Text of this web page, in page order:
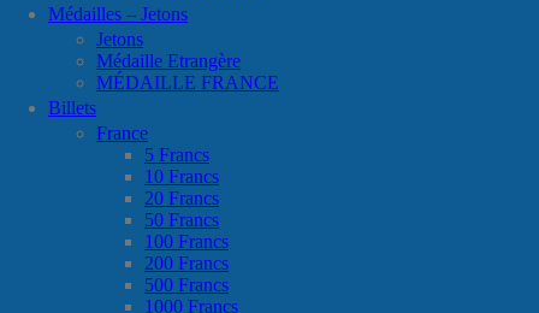
Médailles – Jetons
Jetons
Médaille Etrangère
MÉDAILLE FRANCE
Billets
France
5 Francs
10 Francs
20 Francs
50 Francs
100 Francs
200 Francs
500 Francs
1000 Francs